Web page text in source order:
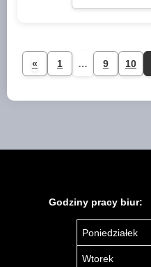
« 1 … 9 10
Godziny pracy biur:
Poniedziałek
Wtorek